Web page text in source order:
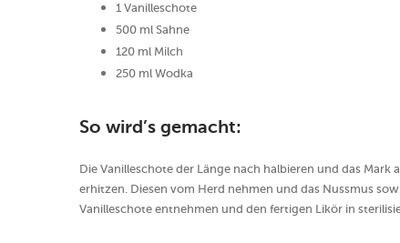
1 Vanilleschote
500 ml Sahne
120 ml Milch
250 ml Wodka
So wird’s gemacht:
Die Vanilleschote der Länge nach halbieren und das
erhitzen. Diesen vom Herd nehmen und das Nussmus
Vanilleschote entnehmen und den fertigen Likör in